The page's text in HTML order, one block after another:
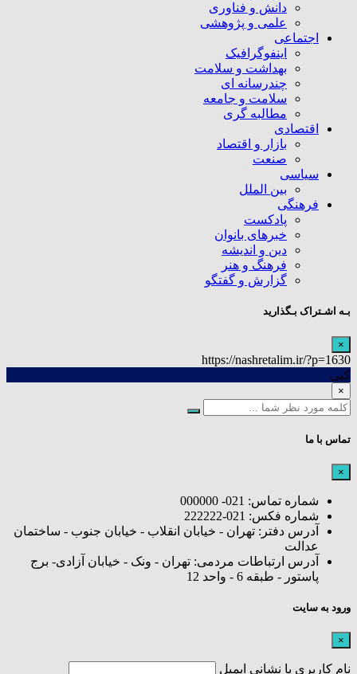
دانش و فناوری
علمی و پژوهشی
اجتماعی
اینفوگرافیک
بهداشت و سلامت
چندرسانه ای
سلامت و جامعه
مطالبه گری
اقتصادی
بازار و اقتصاد
صنعت
سیاسی
بین الملل
فرهنگی
پادکست
خبرهای بانوان
دین و اندیشه
فرهنگ و هنر
گزارش و گفتگو
بـه اشـتراک بـگذارید
×
https://nashretalim.ir/?p=1630
کپی
×
تماس با ما
×
شماره تماس: 021- 000000
شماره فکس: 021-222222
آدرس دفتر: تهران - خیابان انقلاب - خیابان جنوب - ساختمان
عدالت
آدرس ارتباطات مردمی: تهران - ونک - خیابان آزادی- برج
پاستور - طبقه 6 - واحد 12
ورود به سایت
×
نام کاربری یا نشانی ایمیل